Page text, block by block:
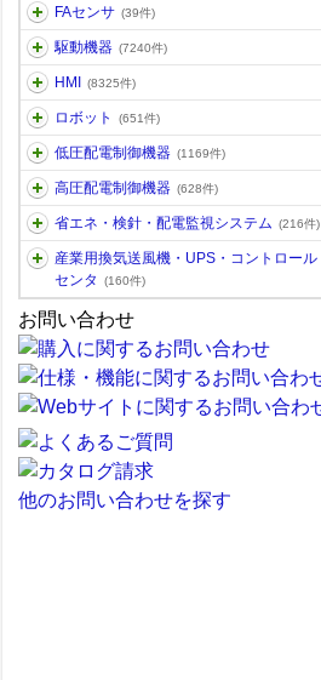
FAセンサ (39件)
駆動機器 (7240件)
HMI (8325件)
ロボット (651件)
低圧配電制御機器 (1169件)
高圧配電制御機器 (628件)
省エネ・検針・配電監視システム (216件)
産業用換気送風機・UPS・コントロール
センタ
(160件)
お問い合わせ
他のお問い合わせを探す